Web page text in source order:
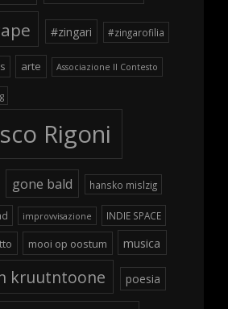
#zingari #zingarofilia
arte Associazione Il Contesto
Rigoni
gone bald hansko mislzig
improvvisazione INDIE SPACE
mooi op oostum musica
kruutntoone poesia